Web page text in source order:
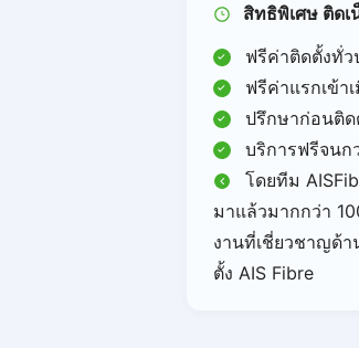
กับ
มี
กล่อง
ต่าง
กัน
อย่างไร
สิทธิพิเศษ ติด
ฟรีค่าติดตั้งทั่ว
ฟรีค่าแรกเข้า
ปรึกษาก่อนติด
บริการฟรีจนก
โดยทีม
มาแล้วมากกว่า
งานที่เชี่ยวชาญด้
ตั้ง AIS Fibre